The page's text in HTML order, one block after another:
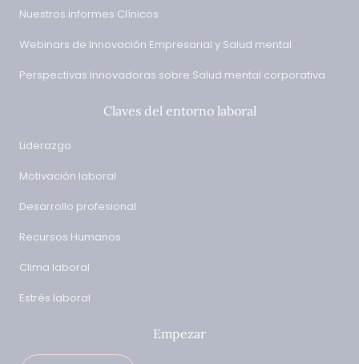
Nuestros informes Clínicos
Webinars de Innovación Empresarial y Salud mental
Perspectivas Innovadoras sobre Salud mental corporativa
Claves del entorno laboral
Liderazgo
Motivación laboral
Desarrollo profesional
Recursos Humanos
Clima laboral
Estrés laboral
Empezar